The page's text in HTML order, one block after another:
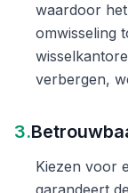
waardoor
omwisseling
verbergen,
3.
Kiezen voor
garandeert